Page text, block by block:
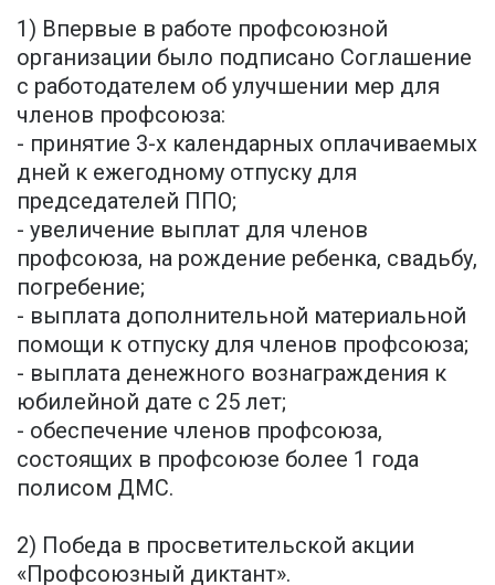
1) Впервые в работе профсоюзной
организации было подписано Соглашение
с работодателем об улучшении мер для
членов профсоюза:
- принятие 3-х календарных оплачиваемых
дней к ежегодному отпуску для
председателей ППО;
- увеличение выплат для членов
профсоюза, на рождение ребенка, свадьбу,
погребение;
- выплата дополнительной материальной
помощи к отпуску для членов профсоюза;
- выплата денежного вознаграждения к
юбилейной дате с 25 лет;
- обеспечение членов профсоюза,
состоящих в профсоюзе более 1 года
полисом ДМС.
2) Победа в просветительской акции
«Профсоюзный диктант».